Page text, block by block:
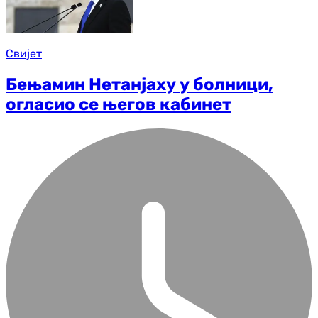
Свијет
Бењамин Нетанјаху у болници,
огласио се његов кабинет